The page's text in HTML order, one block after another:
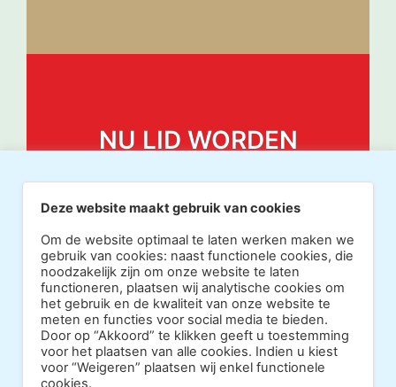
NU LID WORDEN
Deze website maakt gebruik van cookies
Om de website optimaal te laten werken maken we
gebruik van cookies: naast functionele cookies, die
noodzakelijk zijn om onze website te laten
functioneren, plaatsen wij analytische cookies om
het gebruik en de kwaliteit van onze website te
meten en functies voor social media te bieden.
Door op “Akkoord” te klikken geeft u toestemming
voor het plaatsen van alle cookies. Indien u kiest
voor “Weigeren” plaatsen wij enkel functionele
cookies.